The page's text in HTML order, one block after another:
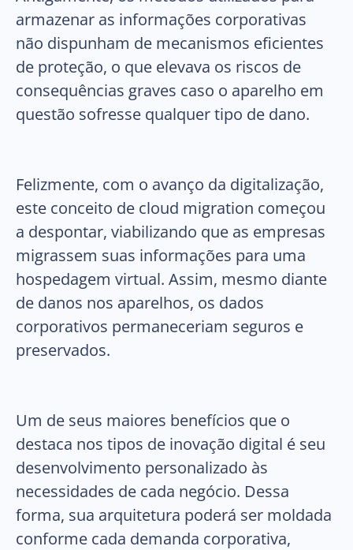
armazenar as informações corporativas
não dispunham de mecanismos eficientes
de proteção, o que elevava os riscos de
consequências graves caso o aparelho em
questão sofresse qualquer tipo de dano.
Felizmente, com o avanço da digitalização,
este conceito de cloud migration começou
a despontar, viabilizando que as empresas
migrassem suas informações para uma
hospedagem virtual. Assim, mesmo diante
de danos nos aparelhos, os dados
corporativos permaneceriam seguros e
preservados.
Um de seus maiores benefícios que o
destaca nos tipos de inovação digital é seu
desenvolvimento personalizado às
necessidades de cada negócio. Dessa
forma, sua arquitetura poderá ser moldada
conforme cada demanda corporativa,